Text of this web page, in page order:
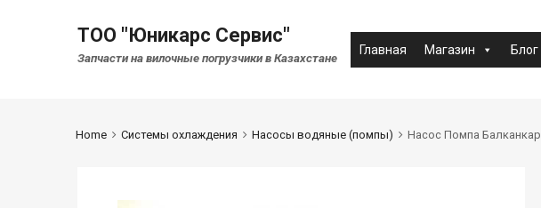
ТОО "Юникарс Сервис"
Запчасти на вилочные погрузчики в Казахстане
Главная Магазин Блог
Home Системы охлаждения Насосы водяные (помпы) Насос Помпа Балканкар